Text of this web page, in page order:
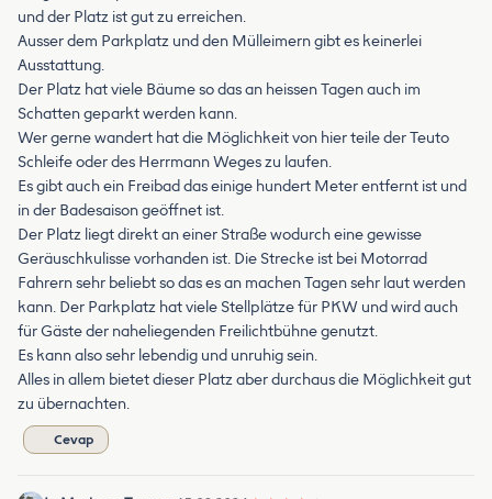
und der Platz ist gut zu erreichen.
Ausser dem Parkplatz und den Mülleimern gibt es keinerlei
Ausstattung.
Der Platz hat viele Bäume so das an heissen Tagen auch im
Schatten geparkt werden kann.
Wer gerne wandert hat die Möglichkeit von hier teile der Teuto
Schleife oder des Herrmann Weges zu laufen.
Es gibt auch ein Freibad das einige hundert Meter entfernt ist und
in der Badesaison geöffnet ist.
Der Platz liegt direkt an einer Straße wodurch eine gewisse
Geräuschkulisse vorhanden ist. Die Strecke ist bei Motorrad
Fahrern sehr beliebt so das es an machen Tagen sehr laut werden
kann. Der Parkplatz hat viele Stellplätze für PKW und wird auch
für Gäste der naheliegenden Freilichtbühne genutzt.
Es kann also sehr lebendig und unruhig sein.
Alles in allem bietet dieser Platz aber durchaus die Möglichkeit gut
zu übernachten.
Cevap